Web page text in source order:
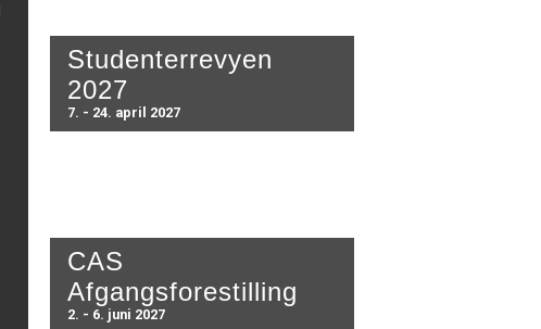
Studenterrevyen
2027
7. - 24. april 2027
CAS
Afgangsforestilling
2. - 6. juni 2027